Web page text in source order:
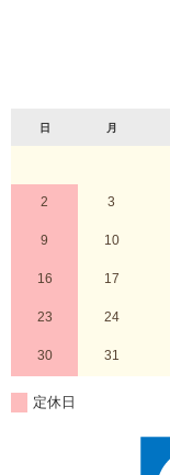
日 月
2 3
9 10
16 17
23 24
30 31
定休日